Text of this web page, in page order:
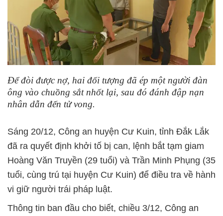
Để đòi được nợ, hai đối tượng đã ép một người đàn
ông vào chuồng sắt nhốt lại, sau đó đánh đập nạn
nhân dẫn đến tử vong.
Sáng 20/12, Công an huyện Cư Kuin, tỉnh Đắk Lắk
đã ra quyết định khởi tố bị can, lệnh bắt tạm giam
Hoàng Văn Truyền (29 tuổi) và Trần Minh Phụng (35
tuổi, cùng trú tại huyện Cư Kuin) để điều tra về hành
vi giữ người trái pháp luật.
Thông tin ban đầu cho biết, chiều 3/12, Công an